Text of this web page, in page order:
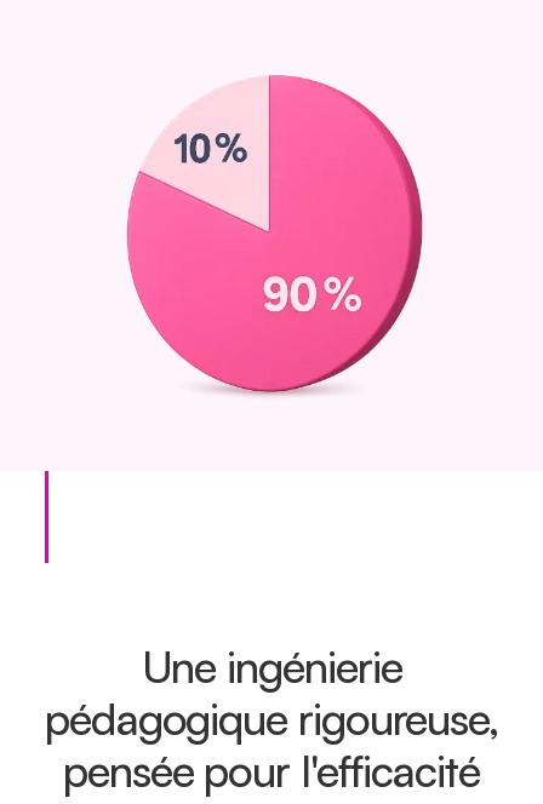
Une ingénierie
pédagogique rigoureuse,
pensée pour l'efficacité